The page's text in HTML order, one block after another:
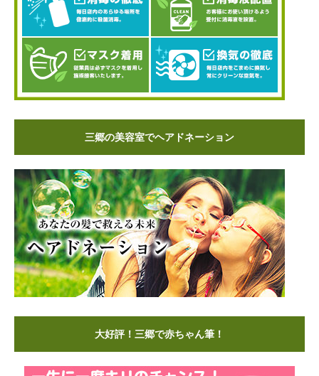
三郷の美容室でヘアドネーション
大好評！三郷で赤ちゃん筆！